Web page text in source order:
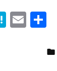
H
E
